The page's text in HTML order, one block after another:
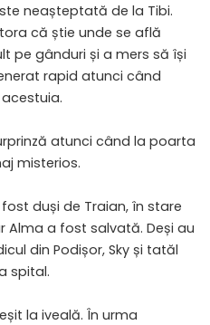
neașteptată de la Tibi.
că știe unde se află
pe gânduri și a mers să își
rapid atunci când
atunci când la poarta
misterios.
duși de Traian, în stare
Alma a fost salvată. Deși au
din Podișor, Sky și tatăl
spital.
la iveală. În urma